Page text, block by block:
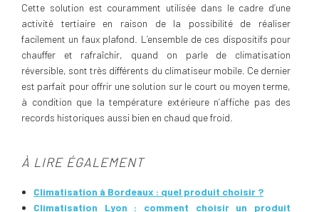
Cette solution est couramment utilisée dans le cadre d’une
activité tertiaire en raison de la possibilité de réaliser
facilement un faux plafond. L’ensemble de ces dispositifs pour
chauffer et rafraîchir, quand on parle de climatisation
réversible, sont très différents du climatiseur mobile. Ce dernier
est parfait pour offrir une solution sur le court ou moyen terme,
à condition que la température extérieure n’affiche pas des
records historiques aussi bien en chaud que froid.
À LIRE ÉGALEMENT
Climatisation à Bordeaux : quel produit choisir ?
Climatisation Lyon : comment choisir un produit